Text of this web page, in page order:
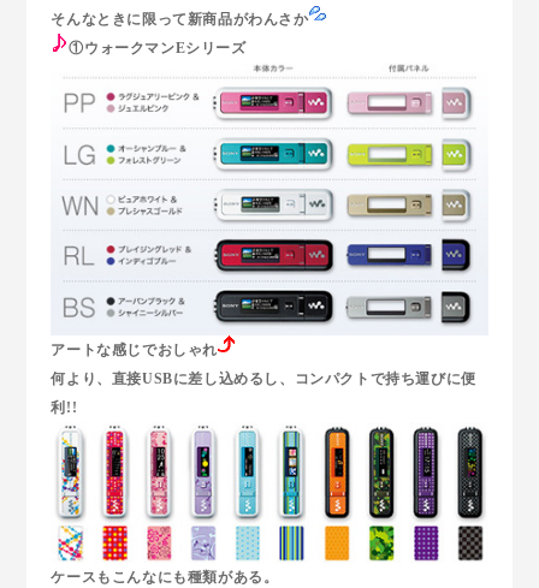
そんなときに限って新商品がわんさか
①ウォークマンEシリーズ
アートな感じでおしゃれ
何より、直接USBに差し込めるし、コンパクトで持ち運びに便
利!!
ケースもこんなにも種類がある。